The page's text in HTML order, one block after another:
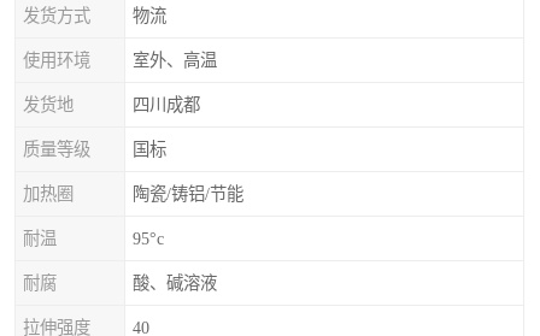
发货方式 物流
使用环境 室外、高温
发货地 四川成都
质量等级 国标
加热圈 陶瓷/铸铝/节能
耐温 95°c
耐腐 酸、碱溶液
拉伸强度 40